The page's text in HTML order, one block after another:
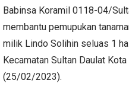
Babinsa Koramil 0118-04/
membantu pemupukan
milik Lindo Solihin seluas 1
Kecamatan Sultan Daulat
(25/02/2023).